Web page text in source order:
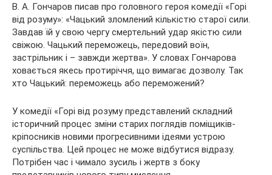
В. А. Гончаров писав про головного героя комедії «Горі
від розуму»: «Чацький зломлений кількістю старої сили.
Завдав їй у свою чергу смертельний удар якістю сили
свіжою. Чацький переможець, передовий воїн,
застрільник і – завжди жертва». У словах Гончарова
ховається якесь протиріччя, що вимагає дозволу. Так
хто Чацький: переможець або переможений?
У комедії «Горі від розуму представлений складний
історичний процес зміни старих поглядів поміщиків-
кріпосників новими прогресивними ідеями устрою
суспільства. Цей процес не може відбутися відразу.
Потрібен час і чимало зусиль і жертв з боку